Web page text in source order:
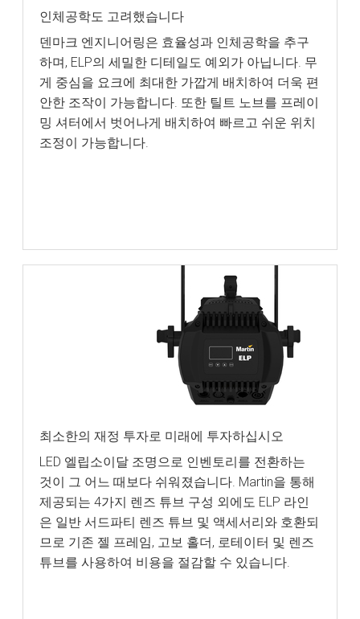
인체공학도 고려했습니다
덴마크 엔지니어링은 효율성과 인체공학을 추구
하며, ELP의 세밀한 디테일도 예외가 아닙니다. 무
게 중심을 요크에 최대한 가깝게 배치하여 더욱 편
안한 조작이 가능합니다. 또한 틸트 노브를 프레이
밍 셔터에서 벗어나게 배치하여 빠르고 쉬운 위치
조정이 가능합니다.
최소한의 재정 투자로 미래에 투자하십시오
LED 엘립소이달 조명으로 인벤토리를 전환하는
것이 그 어느 때보다 쉬워졌습니다. Martin을 통해
제공되는 4가지 렌즈 튜브 구성 외에도 ELP 라인
은 일반 서드파티 렌즈 튜브 및 액세서리와 호환되
므로 기존 젤 프레임, 고보 홀더, 로테이터 및 렌즈
튜브를 사용하여 비용을 절감할 수 있습니다.